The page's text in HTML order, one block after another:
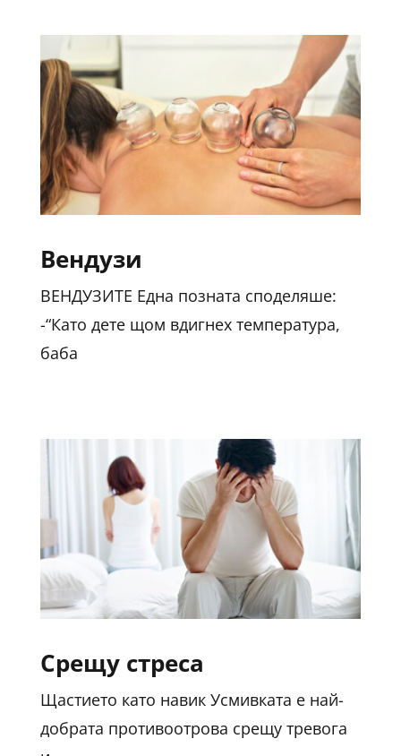
Вендузи
ВЕНДУЗИТЕ Една позната споделяше:
-“Като дете щом вдигнех температура,
баба
Срещу стреса
Щастието като навик Усмивката е най-
добрата противоотрова срещу тревога